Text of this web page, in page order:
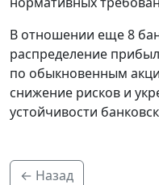
В отношении еще 8
распределение
по обыкновенным
снижение рисков и
устойчивости
← Назад